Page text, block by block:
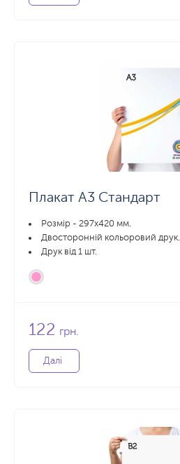
Плакат А3 Стандарт
Розмір - 297х420 мм.
Двосторонній кольоровий друк.
Друк від 1 шт.
122 грн.
Далі